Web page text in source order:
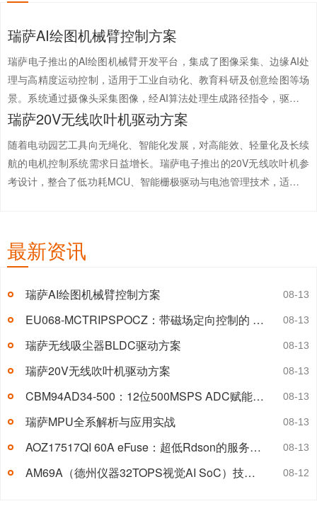
瑞萨AI绘图机械臂控制方案
瑞萨电子推出的AI绘图机械臂开发平台，集成了图像采集、边缘AI处
理与高精度运动控制，适用于工业自动化、教育科研及创意绘图等场
景。系统通过摄像头采集图像，经AI算法处理生成路径指令，驱动步
进电机完成精确绘图，实现从视觉感知到执行控制的闭环系统。瑞萨
瑞萨20V无线吹叶机驱动方案
随着电动园艺工具向无绳化、智能化发展，对高能效、轻量化及长续
航的电机控制系统需求日益增长。瑞萨电子推出的20V无线吹叶机参
考设计，整合了低功耗MCU、智能栅极驱动与电池管理技术，适用于
最新资讯
瑞萨AI绘图机械臂控制方案 08-13
EU068-MCTRIPSPOCZ：带磁场定向控制的 24V 无刷直流电机开发套件 08-13
瑞萨无线吸尘器BLDC驱动方案 08-13
瑞萨20V无线吹叶机驱动方案 08-13
CBM94AD34-500：12位500MSPS ADC赋能高频信号采集 08-13
瑞萨MPU全系解析与应用实战 08-13
AOZ17517QI 60A eFuse：超低Rdson的服务器电源保护方案 08-13
AM69A（德州仪器32TOPS视觉AI SoC）技术参数详解 附引脚图及典型应用电路图 08-12